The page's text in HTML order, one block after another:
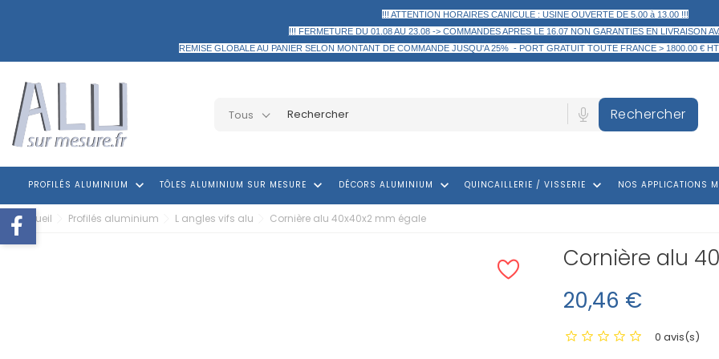
!!! ATTENTION HORAIRES CANICULE : USINE OUVERTE DE 5.00 à 13.00 !!!
!!! FERMETURE DU 01.08 AU 23.08 -> COMMANDES APRES LE 16.07 NON GARANTIES EN LIVRAISON
REMISE GLOBALE AU PANIER SELON MONTANT DE COMMANDE JUSQU'A 25% - PORT GRATUIT TOUTE FRANCE > 1800.00 €
Tous Rechercher
PROFILÉS ALUMINIUM keyboard_arrow_down TÔLES ALUMINIUM SUR MESURE keyboard_arrow_down DÉCORS ALUMINIUM keyboard_arrow_down QUINCAILLERIE / VISSERIE keyboard_arrow_down NOS APPLICATIONS
Accueil Profilés aluminium L angles vifs alu Cornière alu 40x40x2 mm égale
Cornière alu
20,46 €
0 avis(s)